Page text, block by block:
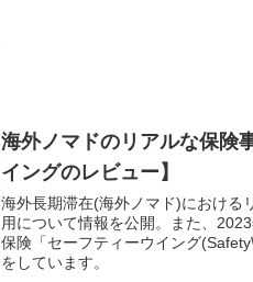
海外ノマドのリアルな保険
イングのレビュー】
海外長期滞在(海外ノマド)における
用について情報を公開。また、
保険「セーフティーウイング
をしています。